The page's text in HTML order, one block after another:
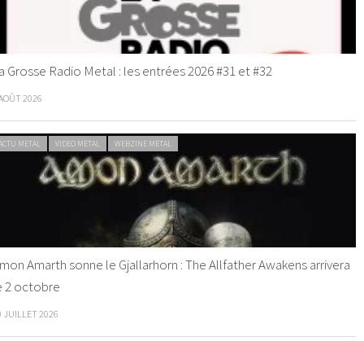
Grosse Radio Metal : les entrées 2026 #31 et #32
2026
METAL VIDEO METAL WEBZINE METAL
Amarth sonne le Gjallarhorn : The Allfather Awakens arrivera
2 octobre
JUILLET 2026